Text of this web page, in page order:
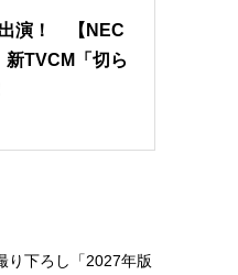
演！ 【NEC
TVCM「切ら
り下ろし「2027年版